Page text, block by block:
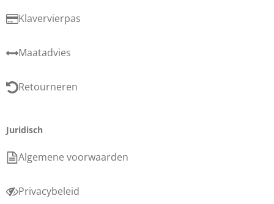
Klavervierpas
Maatadvies
Retourneren
Juridisch
Algemene voorwaarden
Privacybeleid